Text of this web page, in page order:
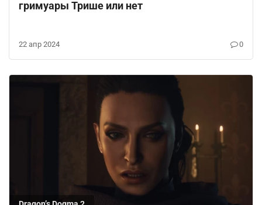
гримуары Трише или нет
22 апр 2024 0